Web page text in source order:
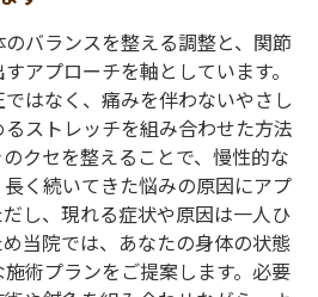
バランスを整える調整と、関節
アプローチを軸としています。
はなく、痛みを伴わないやさし
ストレッチを組み合わせた方法
クセを整えることで、慢性的な
く続いてきた悩みの原因にアプ
し、現れる症状や原因は一人ひ
当院では、あなたの身体の状態
術プランをご提案します。必要